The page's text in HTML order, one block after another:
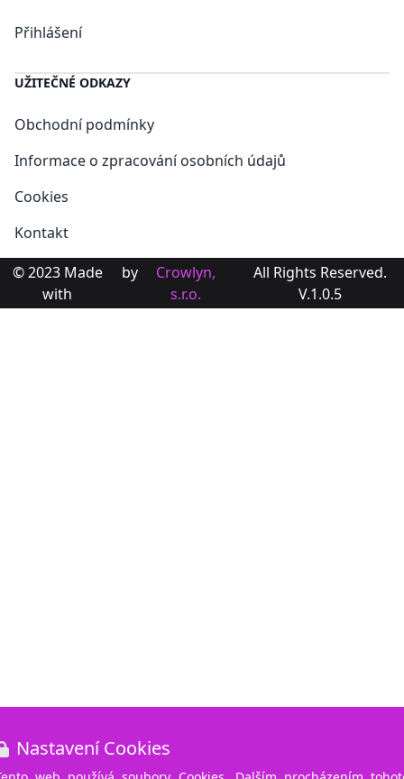
Přihlášení
UŽITEČNÉ ODKAZY
Obchodní podmínky
Informace o zpracování osobních údajů
Cookies
Kontakt
© 2023 Made
with
by
Crowlyn,
s.r.o.
All Rights Reserved.
V.1.0.5
Nastavení Cookies